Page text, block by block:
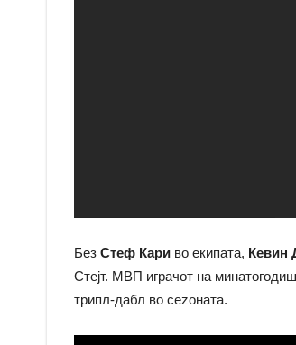
Без Стеф Кари во екипата, Кевин
Стејт. МВП играчот на
трипл-дабл во сеzоната.